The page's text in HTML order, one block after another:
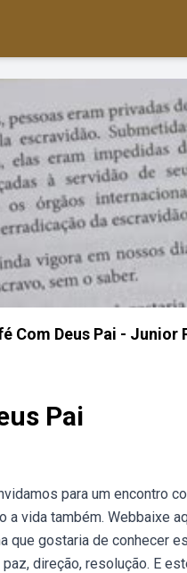
Com Deus Pai -
Pai
para um encontro
a vida também. Webbaixe
que gostaria de conhecer
direção, resolução. E